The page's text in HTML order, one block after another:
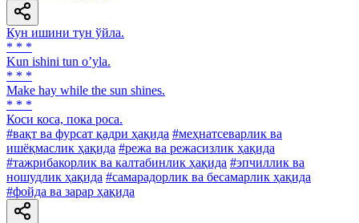
Кун ишини тун ўйла.
* * *
Kun ishini tun oʼyla.
* * *
Make hay while the sun shines.
* * *
Коси коса, пока роса.
#вақт ва фурсат қадри ҳақида #меҳнатсеварлик ва
ишёқмаслик ҳақида #режа ва режасизлик ҳақида
#тажрибакорлик ва калтабинлик ҳақида #эпчиллик ва
ношудлик ҳақида #самарадорлик ва бесамарлик ҳақида
#фойда ва зарар ҳақида